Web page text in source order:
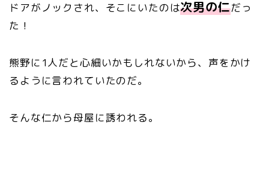
ドアがノックされ、そこにいたのは次男の仁だっ
た！
熊野に1人だと心細いかもしれないから、声をかけ
るように言われていたのだ。
そんな仁から母屋に誘われる。